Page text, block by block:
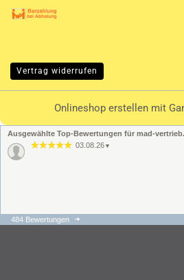
Vertrag widerrufen
Onlineshop erstellenmit
Ausgewählte Top-Bewertungen für mad-
03.08.26 ▼
31.07.26
484 Bewertungen